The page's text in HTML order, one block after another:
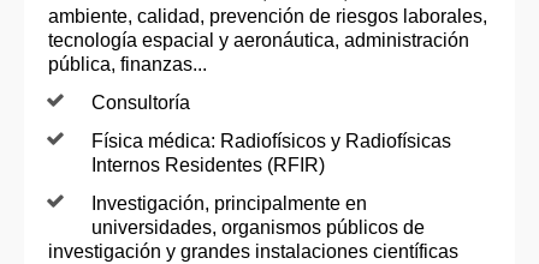
ambiente, calidad, prevención de riesgos laborales,
tecnología espacial y aeronáutica, administración
pública, finanzas...
Consultoría
Física médica: Radiofísicos y Radiofísicas
Internos Residentes (RFIR)
Investigación, principalmente en
universidades, organismos públicos de
investigación y grandes instalaciones científicas